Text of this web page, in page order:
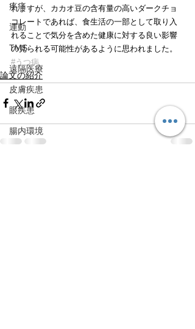
疼痛
運動
TMS
遠隔医療
皮膚疾患
眼疾患
腸内環境
れますが、カカオ豆の含有量の高いダークチョ
コレートであれば、食生活の一部として取り入
れることで気分を含めた健康に対する良い影響
の見られる可能性があるように思われました。
#うつ病
論文の紹介